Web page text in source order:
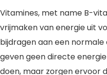
Vitamines, met name B-
vrijmaken van energie uit
bijdragen aan een normale
geven geen directe
doen, maar zorgen ervoor